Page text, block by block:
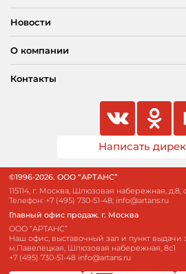
Новости
О компании
Контакты
Написать
©1996-2026. ООО “АРТАНС”
115114, г. Москва, Шлюзовая набережная, д.8,
Телефон: +7 (495) 730-51-48; info@artans.ru
Главный офис продаж. г. Москва
ООО “АРТАНС”
Наш офис, выставочный зал и пункт выдачи
м.Павелецкая, Шлюзовая набережная, 8с1
+7 (495) 730-51-48 info@artans.ru